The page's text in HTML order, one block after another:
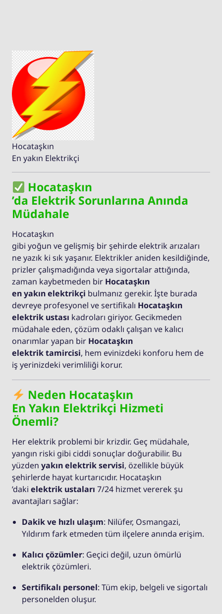
Hocataşkın
En yakın Elektrikçi
Hocataşkın
’da Elektrik Sorunlarına Anında
Müdahale
Hocataşkın
gibi yoğun ve gelişmiş bir şehirde elektrik arızaları
ne yazık ki sık yaşanır. Elektrikler aniden kesildiğinde,
prizler çalışmadığında veya sigortalar attığında,
zaman kaybetmeden bir Hocataşkın
en yakın elektrikçi bulmanız gerekir. İşte burada
devreye profesyonel ve sertifikalı Hocataşkın
elektrik ustası kadroları giriyor. Gecikmeden
müdahale eden, çözüm odaklı çalışan ve kalıcı
onarımlar yapan bir Hocataşkın
elektrik tamircisi, hem evinizdeki konforu hem de
iş yerinizdeki verimliliği korur.
Neden Hocataşkın
En Yakın Elektrikçi Hizmeti
Önemli?
Her elektrik problemi bir krizdir. Geç müdahale,
yangın riski gibi ciddi sonuçlar doğurabilir. Bu
yüzden yakın elektrik servisi, özellikle büyük
şehirlerde hayat kurtarıcıdır. Hocataşkın
’daki elektrik ustaları 7/24 hizmet vererek şu
avantajları sağlar:
Dakik ve hızlı ulaşım: Nilüfer, Osmangazi,
Yıldırım fark etmeden tüm ilçelere anında erişim.
Kalıcı çözümler: Geçici değil, uzun ömürlü
elektrik çözümleri.
Sertifikalı personel: Tüm ekip, belgeli ve sigortalı
personelden oluşur.